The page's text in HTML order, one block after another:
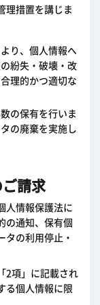
理措置を講じま
り、個人情報へ
紛失・破壊・改
理的かつ適切な
の保有を行いま
の廃棄を実施し
請求
人情報保護法に
の通知、保有個
タの利用停止・
2項」に記載され
る個人情報に限